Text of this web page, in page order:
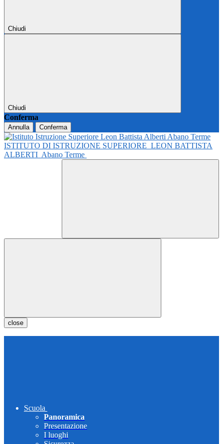
Chiudi
Chiudi
Conferma
Annulla Conferma
ISTITUTO DI ISTRUZIONE SUPERIORE LEON BATTISTA
ALBERTI Abano Terme
close
Scuola
Panoramica
Presentazione
I luoghi